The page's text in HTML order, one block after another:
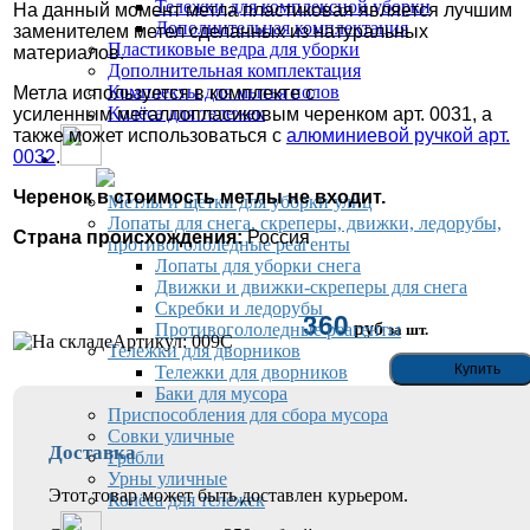
Тележки для комплексной уборки
Дополнительная комплектация
Пластиковые ведра для уборки
Дополнительная комплектация
Комплекты для мытья полов
Колёса для тележек
Метлы и щетки для уборки улиц
Лопаты для снега, скреперы, движки, ледорубы,
противогололедные реагенты
Лопаты для уборки снега
Движки и движки-скреперы для снега
Скребки и ледорубы
Противогололедные реагенты
Тележки для дворников
Тележки для дворников
Баки для мусора
Приспособления для сбора мусора
Совки уличные
Грабли
Урны уличные
Колёса для тележек
На данный момент метла пластиковая является лучшим
заменителем метел сделанных из натуральных
материалов.
Метла используется в комплекте с
усиленным металлопласиковым черенком арт. 0031, а
также может использоваться с алюминиевой ручкой арт.
0032.
Черенок в стоимость метлы не входит.
Страна происхождения: Россия
Артикул: 009C 360рубза шт.
Доставка
Этот товар может быть доставлен курьером.